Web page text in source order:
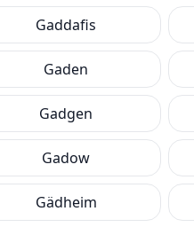
Gaddafis
Gaden
Gadgen
Gadow
Gädheim